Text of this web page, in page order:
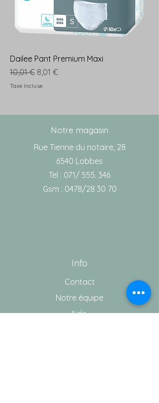
Dailee Pant Premium Maxi
Prix original
10,01 € Prix promotionnel
8,01 €
Taxe Incluse
Notre magasin
Rue Tienne du notaire, 28
6540 Lobbes
Tel : 071/ 555. 346
Gsm : 0478/28 30 70
Info
Contact
Notre équipe
Aide